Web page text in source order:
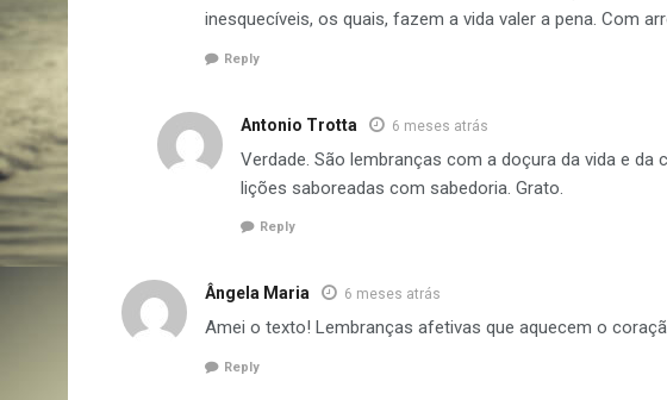
inesquecíveis, os quais, fazem a vida valer a pena. Com
Reply
Antonio Trotta 6 meses atrás
Verdade. São lembranças com a doçura da vida e da
lições saboreadas com sabedoria. Grato.
Reply
Ângela Maria 6 meses atrás
Amei o texto! Lembranças afetivas que aquecem o
Reply